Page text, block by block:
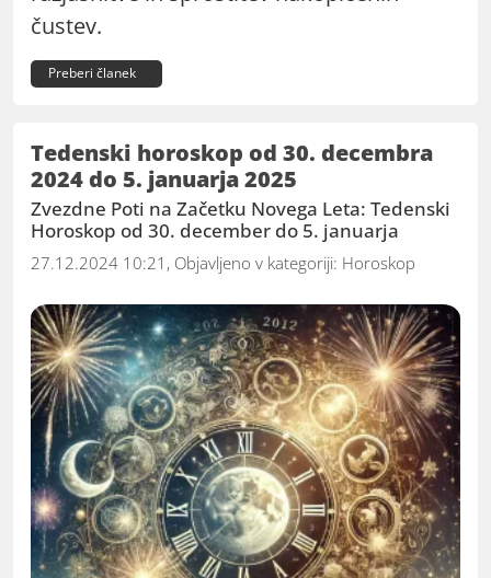
čustev.
Preberi članek
Tedenski horoskop od 30. decembra
2024 do 5. januarja 2025
Zvezdne Poti na Začetku Novega Leta: Tedenski
Horoskop od 30. december do 5. januarja
27.12.2024 10:21, Objavljeno v kategoriji: Horoskop